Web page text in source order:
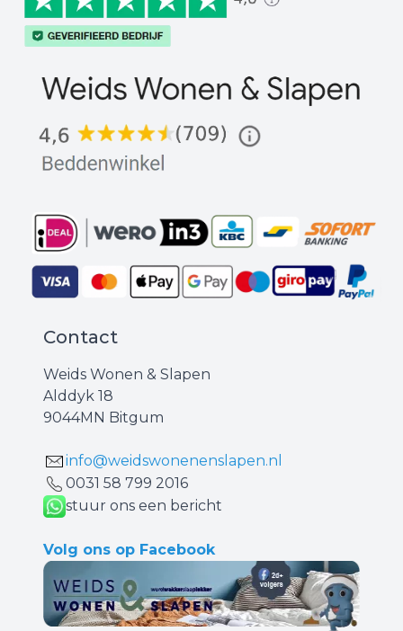
Contact
Weids Wonen & Slapen
Alddyk 18
9044MN Bitgum
info@weidswonenenslapen.nl
0031 ‪58 799 2016‬
stuur ons een bericht
Volg ons op Facebook